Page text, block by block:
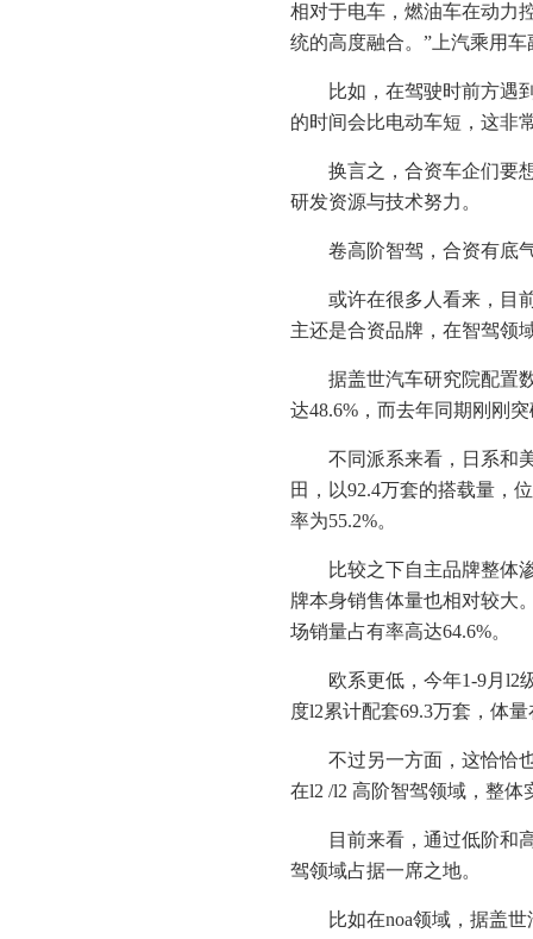
相对于电车，燃油车在动力
统的高度融合。”上汽乘用
比如，在驾驶时前方遇
的时间会比电动车短，这非
换言之，合资车企们要
研发资源与技术努力。
卷高阶智驾，合资有底
或许在很多人看来，目
主还是合资品牌，在智驾领
据盖世汽车研究院配置
达48.6%，而去年同期刚刚
不同派系来看，日系和
田，以92.4万套的搭载量，
率为55.2%。
比较之下自主品牌整体
牌本身销售体量也相对较大
场销量占有率高达64.6%。
欧系更低，今年1-9月l2
度l2累计配套69.3万套，体
不过另一方面，这恰恰
在l2 /l2 高阶智驾领域，整体
目前来看，通过低阶和
驾领域占据一席之地。
比如在noa领域，据盖